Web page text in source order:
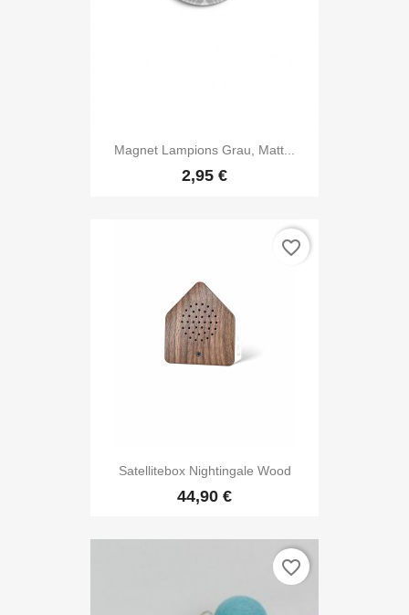
Magnet Lampions Grau, Matt...
2,95 €
Satellitebox Nightingale Wood
44,90 €
favorite_border
favorite_border